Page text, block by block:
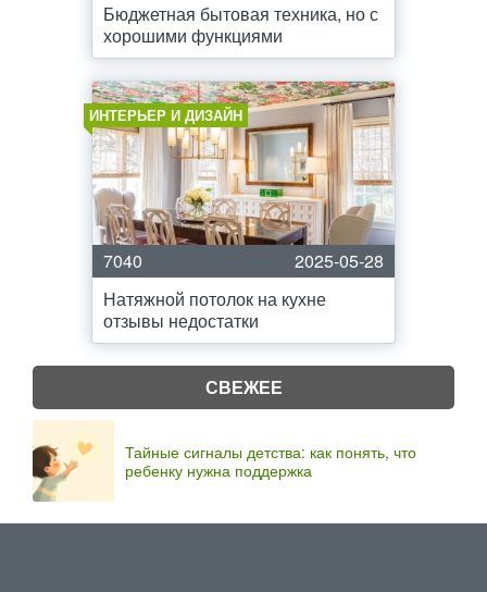
Бюджетная бытовая техника, но с
хорошими функциями
ИНТЕРЬЕР И ДИЗАЙН
7040
2025-05-28
Натяжной потолок на кухне
отзывы недостатки
СВЕЖЕЕ
Тайные сигналы детства: как понять, что
ребенку нужна поддержка